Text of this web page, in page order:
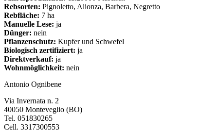
Rebsorten: Pignoletto, Alionza, Barbera, Negretto
Rebfläche: 7 ha
Manuelle Lese: ja
Dünger: nein
Pflanzenschutz: Kupfer und Schwefel
Biologisch zertifiziert: ja
Direktverkauf: ja
Wohnmöglichkeit: nein
Antonio Ognibene
Via Invernata n. 2
40050 Monteveglio (BO)
Tel. 051830265
Cell. 3317300553